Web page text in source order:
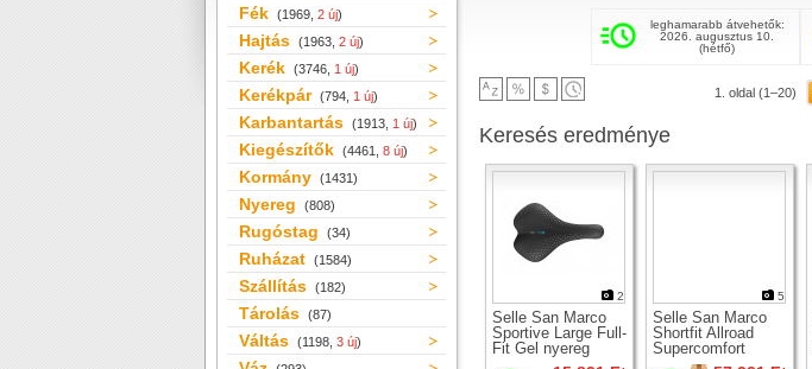
Fék (1969, 2 új)
Hajtás (1963, 2 új)
Kerék (3746, 1 új)
Kerékpár (794, 1 új)
Karbantartás (1913, 1 új)
Kiegészítők (4461, 8 új)
Kormány (1431)
Nyereg (808)
Rugóstag (34)
Ruházat (1584)
Szállítás (182)
Tárolás (87)
Váltás (1198, 3 új)
leghamarabb átvehetők:
2026. augusztus 10.
(hétfő)
1. oldal (1–20)
Keresés eredménye
2
Selle San Marco
Sportive Large Full-
Fit Gel nyereg
5
Selle San Marco
Shortfit Allroad
Supercomfort
Racing Narrow